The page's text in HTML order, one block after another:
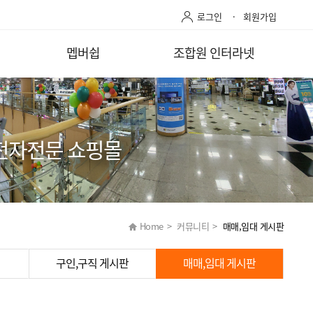
로그인 회원가입
멥버쉽 조합원 인터라넷
자전문 쇼핑몰
Home > 커뮤니티 > 매매,임대 게시판
구인,구직 게시판 매매,임대 게시판